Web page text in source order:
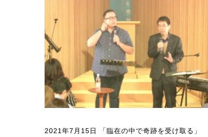
2021年7月15日 「臨在の中で奇跡を受け取る」